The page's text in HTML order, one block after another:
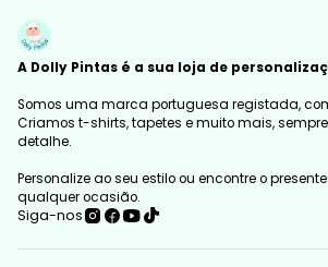
A Dolly Pintas é a sua loja de
Somos uma marca portuguesa registada,
Criamos t-shirts, tapetes e muito mais,
detalhe.
Personalize ao seu estilo ou encontre o
qualquer ocasião.
Siga-nos